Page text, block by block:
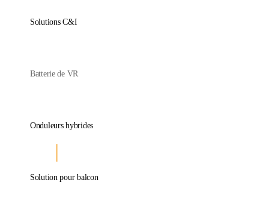
Solutions C&I
Batterie de VR
Onduleurs hybrides
Solution pour balcon